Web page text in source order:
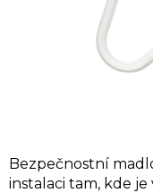
Bezpečnostní
instalaci tam, kde